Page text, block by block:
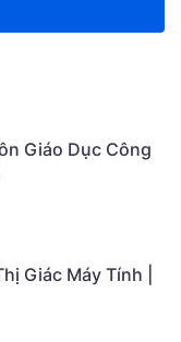
Giáo Dục Công
Giác Máy Tính |